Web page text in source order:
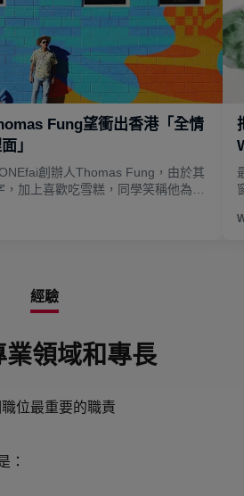
經驗
業領域和專長
位最重要的職責
：